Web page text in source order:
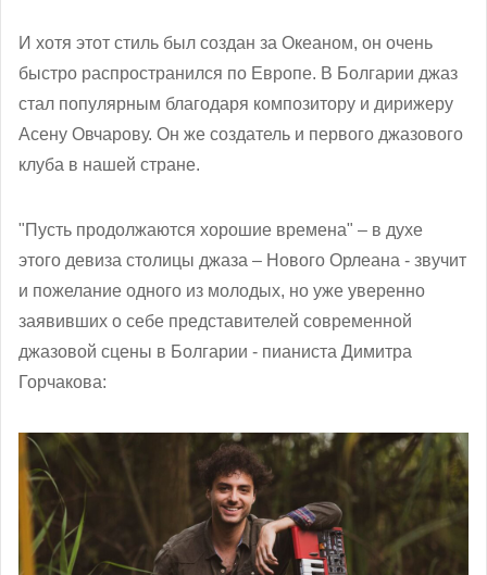
И хотя этот стиль был создан за Океаном, он очень
быстро распространился по Европе. В Болгарии джаз
стал популярным благодаря композитору и дирижеру
Асену Овчарову. Он же создатель и первого джазового
клуба в нашей стране.
"Пусть продолжаются хорошие времена" – в духе
этого девиза столицы джаза – Нового Орлеана - звучит
и пожелание одного из молодых, но уже уверенно
заявивших о себе представителей современной
джазовой сцены в Болгарии - пианиста Димитра
Горчакова: